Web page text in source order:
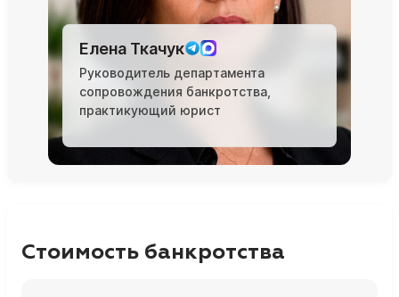
Елена Ткачук
Руководитель департамента
сопровождения банкротства,
практикующий юрист
Стоимость банкротства